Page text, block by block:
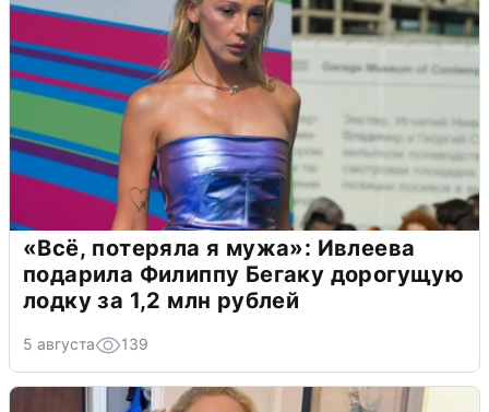
«Всё, потеряла я мужа»: Ивлеева
подарила Филиппу Бегаку дорогущую
лодку за 1,2 млн рублей
5 августа 139